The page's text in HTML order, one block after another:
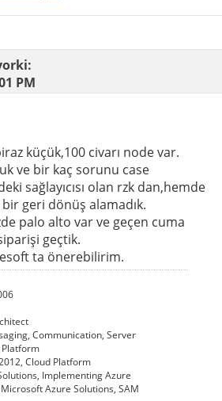
PM
küçük,100 civarı node var.
ve bir kaç sorunu case
sağlayıcısı olan rzk dan,hemde
geri dönüş alamadık.
palo alto var ve geçen cuma
geçtik.
ta önerebilirim.
Communication, Server
Cloud Platform
Implementing Azure
Azure Solutions, SAM